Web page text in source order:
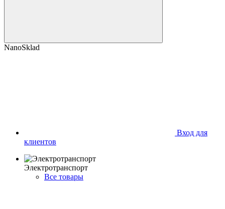
NanoSklad
Вход для
клиентов
Электротранспорт
Все товары